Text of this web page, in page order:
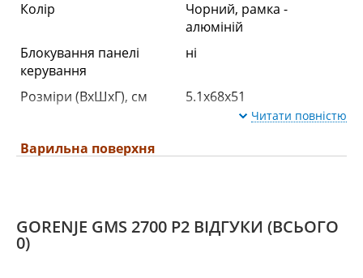
Колір
Чорний, рамка -
алюміній
Блокування панелі
керування
ні
Розміри (ВхШхГ), см 5.1x68x51
Варильна поверхня
Кількість газових
конфорок
5
Читати повністю
GORENJE GMS 2700 P2 ВІДГУКИ (ВСЬОГО
0)